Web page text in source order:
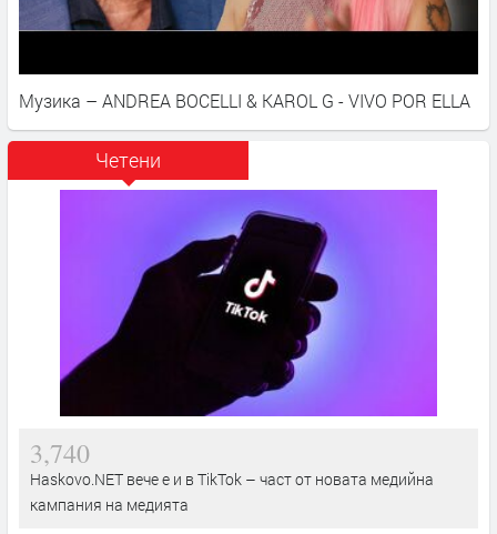
Музика – ANDREA BOCELLI & KAROL G - VIVO POR ELLA
Четени
3,740
Haskovo.NET вече е и в TikTok – част от новата медийна
кампания на медията